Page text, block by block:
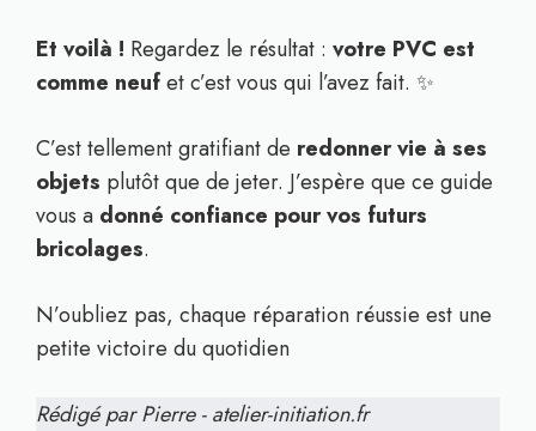
Et voilà ! Regardez le résultat : votre PVC est
comme neufet c’est vous qui l’avez fait. ✨
C’est tellement gratifiant de redonner vie à ses
objets plutôt que de jeter. J’espère que ce guide
vous a donné confiance pour vos futurs
bricolages.
N’oubliez pas, chaque réparation réussie est une
petite victoire du quotidien
Rédigé par Pierre - atelier-initiation.fr